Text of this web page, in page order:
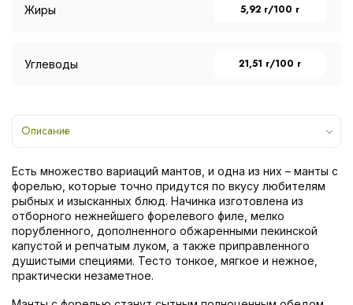
Жиры 5,92 г/100 г
Углеводы 21,51 г/100 г
Описание
Есть множество вариаций мантов, и одна из них – манты с
форелью, которые точно придутся по вкусу любителям
рыбных и изысканных блюд. Начинка изготовлена из
отборного нежнейшего форелевого филе, мелко
порубленного, дополненного обжаренными пекинской
капустой и репчатым луком, а также приправленного
душистыми специями. Тесто тонкое, мягкое и нежное,
практически незаметное.